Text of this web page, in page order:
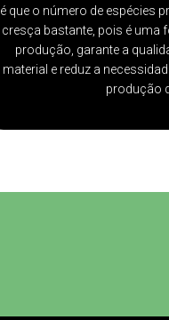
é que o número de espécies
cresça bastante, pois é uma
produção, garante a
material e reduz a
produção